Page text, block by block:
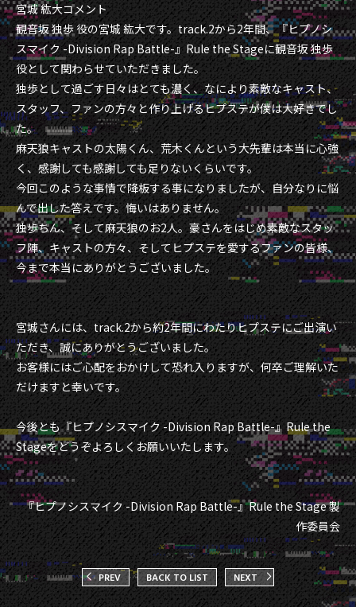
宮城 紘大コメント
観音坂 独歩 役の宮城 紘大です。track.2から2年間、『ヒプノシ
スマイク -Division Rap Battle-』Rule the Stageに観音坂 独歩
役として関わらせていただきました。
独歩として過ごす日々はとても濃く、なにより素敵なキャスト、
スタッフ、ファンの方々と作り上げるヒプステが僕は大好きでし
た。
麻天狼キャストの太陽くん、荒木くんという大先輩は本当に心強
く、感謝しても感謝しても足りないくらいです。
今回このような事情で降板する事になりましたが、自分なりに悩
んで出した答えです。悔いはありません。
独歩ちん、そして麻天狼のお2人。豪さんをはじめ素敵なスタッ
フ陣、キャストの方々、そしてヒプステを愛するファンの皆様、
今まで本当にありがとうございました。
宮城さんには、track.2から約2年間にわたりヒプステにご出演い
ただき、誠にありがとうございました。
お客様にはご心配をおかけして恐れ入りますが、何卒ご理解いた
だけますと幸いです。
今後とも『ヒプノシスマイク -Division Rap Battle-』Rule the
Stageをどうぞよろしくお願いいたします。
『ヒプノシスマイク -Division Rap Battle-』Rule the Stage 製
作委員会
PREV BACK TO LIST NEXT